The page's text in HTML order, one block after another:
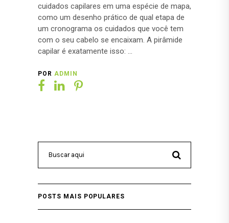
cuidados capilares em uma espécie de mapa,
como um desenho prático de qual etapa de
um cronograma os cuidados que você tem
com o seu cabelo se encaixam. A pirâmide
capilar é exatamente isso:
POR ADMIN
POSTS MAIS POPULARES